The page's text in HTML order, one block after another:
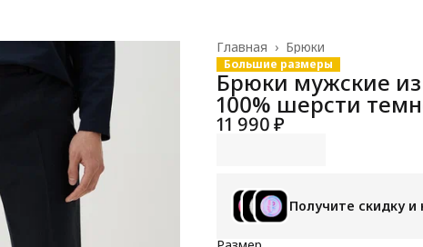
Брюки
Главная ›
Большие размеры
Брюки мужские
100% шерсти
11 990 ₽
Получите скидку и